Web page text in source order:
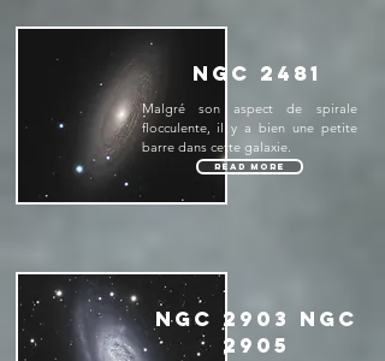
NGC 2481
Malgré son aspect de spirale
flocculente, il y a bien une petite
barre dans cette galaxie.
Read More
NGC 2903 NGC
2905